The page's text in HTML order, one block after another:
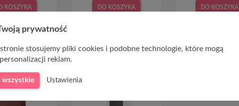
KOSZYKA DO KOSZYKA DO KOSZYKA
prywatność
stronie stosujemy pliki cookies i podobne technologie, które mogą
reklam.
wszystkie Ustawienia